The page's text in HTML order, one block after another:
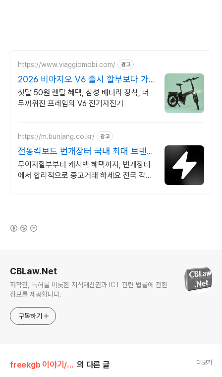
https://www.viaggiomobi.com/ 광고
2026 비아지오 V6 출시 할부보다 가
뿐하게 자전거마련
첫달 50원 렌탈 혜택, 삼성 배터리 장착, 더
두꺼워진 프레임의 V6 전기자전거
https://m.bunjang.co.kr/ 광고
전동킥보드 번개장터 국내 최대 브랜드
중고거래
무이자할부부터 캐시백 혜택까지, 번개장터
에서 합리적으로 중고거래 하세요 전국 각지
CBLaw.Net
저작권, 특허를 비롯한 지식재산권과 ICT 관련 법률에 관한
정보를 제공합니다.
구독하기
freekgb 이야기/경기도 광주 의 다른 글 더보기